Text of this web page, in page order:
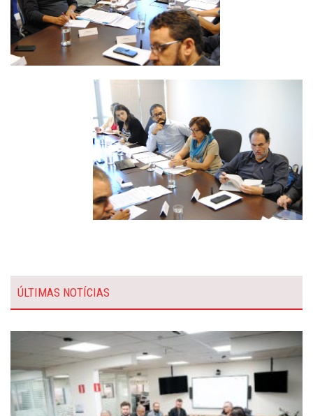
ÚLTIMAS NOTÍCIAS